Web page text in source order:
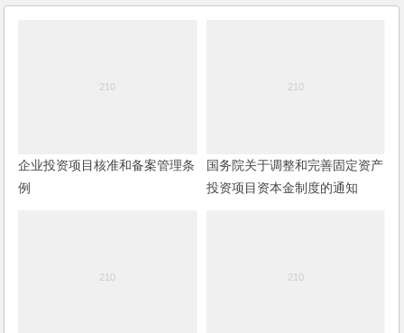
企业投资项目核准和备案管理条
例
国务院关于调整和完善固定资产
投资项目资本金制度的通知